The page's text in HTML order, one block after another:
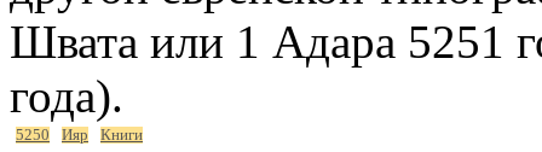
Швата или 1 Адара 5251
года).
5250 Ияр Книги